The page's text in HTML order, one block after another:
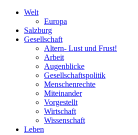
Welt
Europa
Salzburg
Gesellschaft
Altern- Lust und Frust!
Arbeit
Augenblicke
Gesellschaftspolitik
Menschenrechte
Miteinander
Vorgestellt
Wirtschaft
Wissenschaft
Leben